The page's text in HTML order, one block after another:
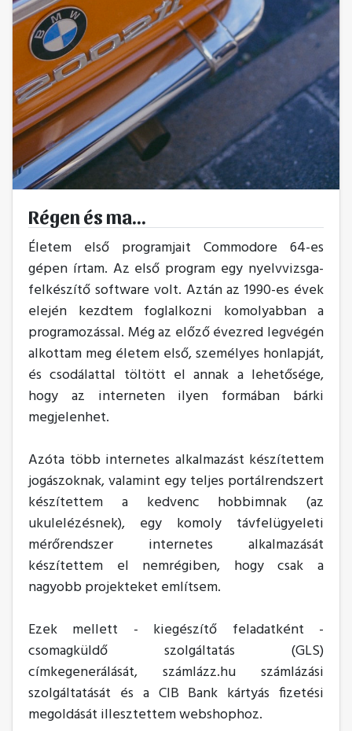
Régen és ma...
Életem első programjait Commodore 64-es
gépen írtam. Az első program egy nyelvvizsga-
felkészítő software volt. Aztán az 1990-es évek
elején kezdtem foglalkozni komolyabban a
programozással. Még az előző évezred legvégén
alkottam meg életem első, személyes honlapját,
és csodálattal töltött el annak a lehetősége,
hogy az interneten ilyen formában bárki
megjelenhet.
Azóta több internetes alkalmazást készítettem
jogászoknak, valamint egy teljes portálrendszert
készítettem a kedvenc hobbimnak (az
ukulelézésnek), egy komoly távfelügyeleti
mérőrendszer internetes alkalmazását
készítettem el nemrégiben, hogy csak a
nagyobb projekteket említsem.
Ezek mellett - kiegészítő feladatként -
csomagküldő szolgáltatás (GLS)
címkegenerálását, számlázz.hu számlázási
szolgáltatását és a CIB Bank kártyás fizetési
megoldását illesztettem webshophoz.